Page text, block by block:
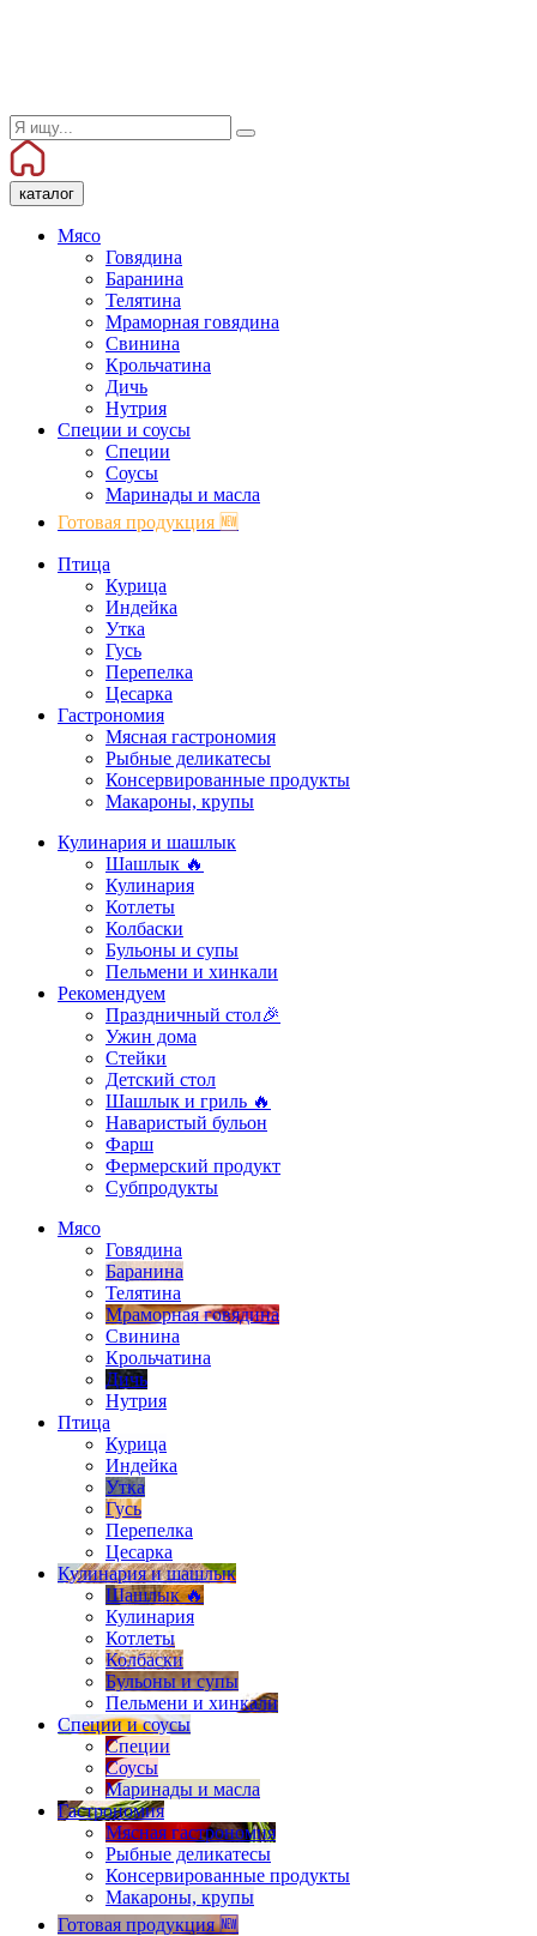
каталог
Мясо
Говядина
Баранина
Телятина
Мраморная говядина
Свинина
Крольчатина
Дичь
Нутрия
Специи и соусы
Специи
Соусы
Маринады и масла
Готовая продукция 🆕
Птица
Курица
Индейка
Утка
Гусь
Перепелка
Цесарка
Гастрономия
Мясная гастрономия
Рыбные деликатесы
Консервированные продукты
Макароны, крупы
Кулинария и шашлык
Шашлык 🔥
Кулинария
Котлеты
Колбаски
Бульоны и супы
Пельмени и хинкали
Рекомендуем
Праздничный стол🎉
Ужин дома
Стейки
Детский стол
Шашлык и гриль 🔥
Наваристый бульон
Фарш
Фермерский продукт
Субпродукты
Мясо
Говядина
Баранина
Телятина
Мраморная говядина
Свинина
Крольчатина
Дичь
Нутрия
Птица
Курица
Индейка
Утка
Гусь
Перепелка
Цесарка
Кулинария и шашлык
Шашлык 🔥
Кулинария
Котлеты
Колбаски
Бульоны и супы
Пельмени и хинкали
Специи и соусы
Специи
Соусы
Маринады и масла
Гастрономия
Мясная гастрономия
Рыбные деликатесы
Консервированные продукты
Макароны, крупы
Готовая продукция 🆕